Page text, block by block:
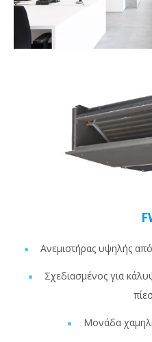
Ανεμιστήρας υψηλής
Σχεδιασμένος για
Μονάδα